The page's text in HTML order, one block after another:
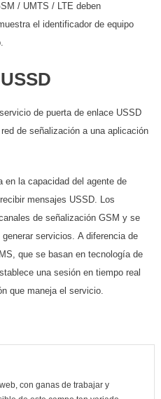
/ UMTS / LTE deben
el identificador de equipo
de puerta de enlace USSD
de señalización a una aplicación
en la capacidad del agente de
mensajes USSD. Los
de señalización GSM y se
servicios. A diferencia de
que se basan en tecnología de
una sesión en tiempo real
que maneja el servicio.
con ganas de trabajar y